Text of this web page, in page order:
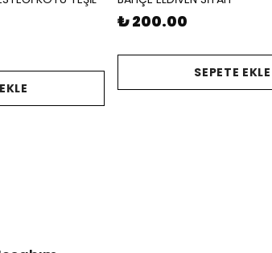
₺ 200.00
SEPETE EKLE